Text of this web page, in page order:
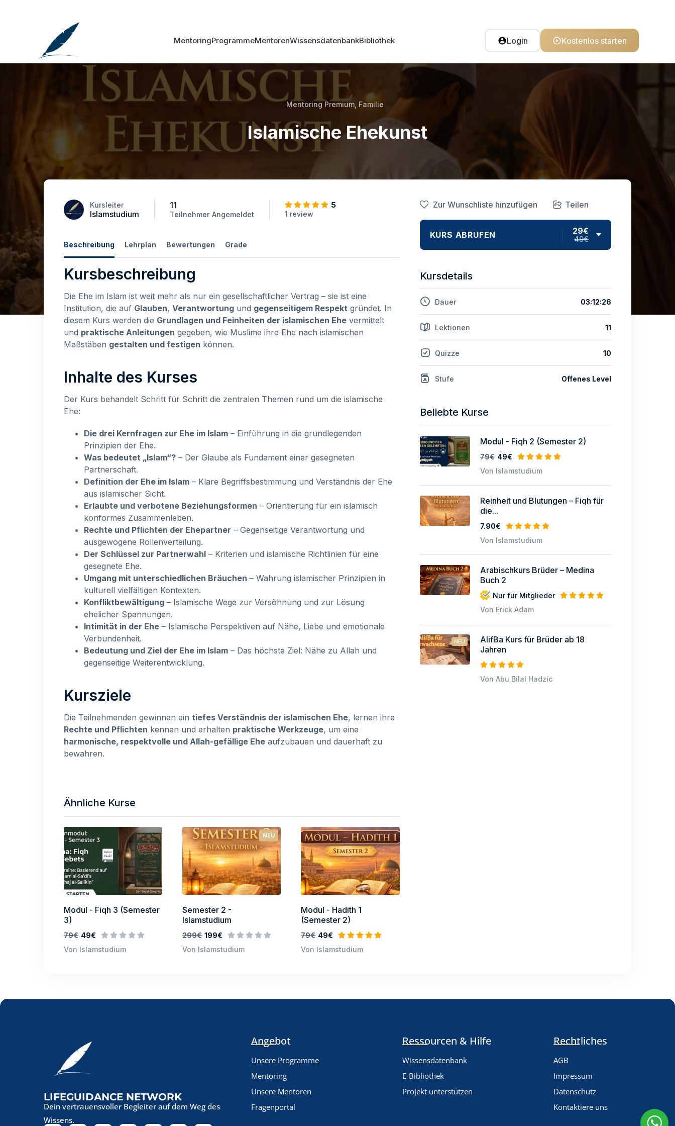
MentoringProgrammeMentorenWissensdatenbankBibliothek Login Kostenlos starten
Mentoring Premium, Familie
Islamische Ehekunst
Kursleiter
Islamstudium
11
Teilnehmer Angemeldet
5
1 review
Beschreibung Lehrplan Bewertungen Grade
Kursbeschreibung
Die Ehe im Islam ist weit mehr als nur ein gesellschaftlicher Vertrag – sie ist eine
Institution, die auf Glauben, Verantwortung und gegenseitigem Respekt gründet. In
diesem Kurs werden die Grundlagen und Feinheiten der islamischen Ehe vermittelt
und praktische Anleitungen gegeben, wie Muslime ihre Ehe nach islamischen
Maßstäben gestalten und festigen können.
Inhalte des Kurses
Der Kurs behandelt Schritt für Schritt die zentralen Themen rund um die islamische
Ehe:
Die drei Kernfragen zur Ehe im Islam – Einführung in die grundlegenden
Prinzipien der Ehe.
Was bedeutet „Islam“? – Der Glaube als Fundament einer gesegneten
Partnerschaft.
Definition der Ehe im Islam – Klare Begriffsbestimmung und Verständnis der Ehe
aus islamischer Sicht.
Erlaubte und verbotene Beziehungsformen – Orientierung für ein islamisch
konformes Zusammenleben.
Rechte und Pflichten der Ehepartner – Gegenseitige Verantwortung und
ausgewogene Rollenverteilung.
Der Schlüssel zur Partnerwahl – Kriterien und islamische Richtlinien für eine
gesegnete Ehe.
Umgang mit unterschiedlichen Bräuchen – Wahrung islamischer Prinzipien in
kulturell vielfältigen Kontexten.
Konfliktbewältigung – Islamische Wege zur Versöhnung und zur Lösung
ehelicher Spannungen.
Intimität in der Ehe – Islamische Perspektiven auf Nähe, Liebe und emotionale
Verbundenheit.
Bedeutung und Ziel der Ehe im Islam – Das höchste Ziel: Nähe zu Allah und
gegenseitige Weiterentwicklung.
Kursziele
Die Teilnehmenden gewinnen ein tiefes Verständnis der islamischen Ehe, lernen ihre
Rechte und Pflichten kennen und erhalten praktische Werkzeuge, um eine
harmonische, respektvolle und Allah-gefällige Ehe aufzubauen und dauerhaft zu
bewahren.
Ähnliche Kurse
Modul - Fiqh 3 (Semester
3)
79€ 49€
Von Islamstudium
NEU
Semester 2 -
Islamstudium
299€ 199€
Von Islamstudium
Modul - Hadith 1
(Semester 2)
79€ 49€
Von Islamstudium
Zur Wunschliste hinzufügen Teilen
KURS ABRUFEN 29€
49€
Kursdetails
Dauer 03:12:26
Lektionen 11
Quizze 10
Stufe Offenes Level
Beliebte Kurse
Modul - Fiqh 2 (Semester 2)
79€ 49€
Von Islamstudium
Reinheit und Blutungen – Fiqh für
die...
7.90€
Von Islamstudium
Arabischkurs Brüder – Medina
Buch 2
Nur für Mitglieder
Von Erick Adam
NEU
AlifBa Kurs für Brüder ab 18
Jahren
Von Abu Bilal Hadzic
LIFEGUIDANCE NETWORK
Dein vertrauensvoller Begleiter auf dem Weg des
Wissens.
Angebot
Unsere Programme
Mentoring
Unsere Mentoren
Fragenportal
Ressourcen & Hilfe
Wissensdatenbank
E-Bibliothek
Projekt unterstützen
Rechtliches
AGB
Impressum
Datenschutz
Kontaktiere uns